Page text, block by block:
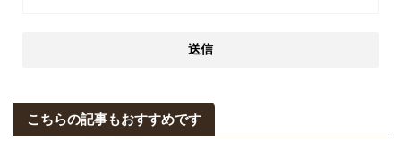
こちらの記事もおすすめです